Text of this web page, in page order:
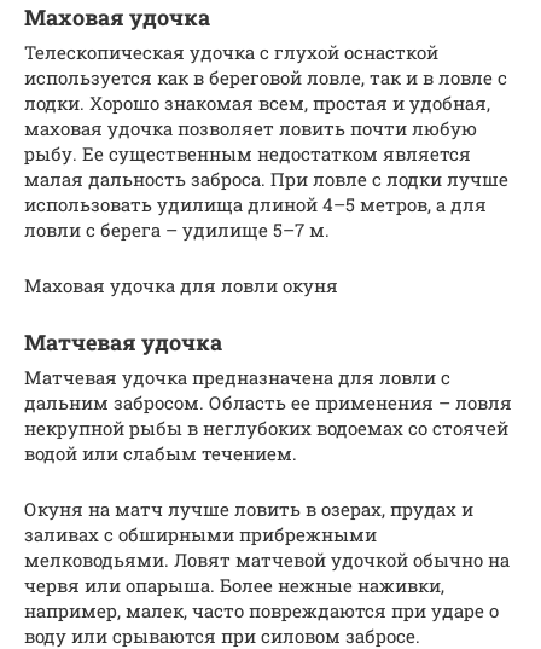
Маховая удочка
Телескопическая удочка с глухой оснасткой
используется как в береговой ловле, так и в ловле с
лодки. Хорошо знакомая всем, простая и удобная,
маховая удочка позволяет ловить почти любую
рыбу. Ее существенным недостатком является
малая дальность заброса. При ловле с лодки лучше
использовать удилища длиной 4–5 метров, а для
ловли с берега – удилище 5–7 м.
Маховая удочка для ловли окуня
Матчевая удочка
Матчевая удочка предназначена для ловли с
дальним забросом. Область ее применения – ловля
некрупной рыбы в неглубоких водоемах со стоячей
водой или слабым течением.
Окуня на матч лучше ловить в озерах, прудах и
заливах с обширными прибрежными
мелководьями. Ловят матчевой удочкой обычно на
червя или опарыша. Более нежные наживки,
например, малек, часто повреждаются при ударе о
воду или срываются при силовом забросе.